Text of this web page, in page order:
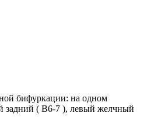
бифуркации: на одном
задний ( B6-7 ), левый желчный